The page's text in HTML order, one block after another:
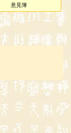
意見簿